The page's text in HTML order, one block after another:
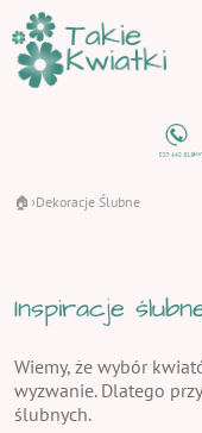
🏠 ›Dekoracje Ślubne
Inspiracje
Wiemy, że wybór
wyzwanie. Dlatego
ślubnych.